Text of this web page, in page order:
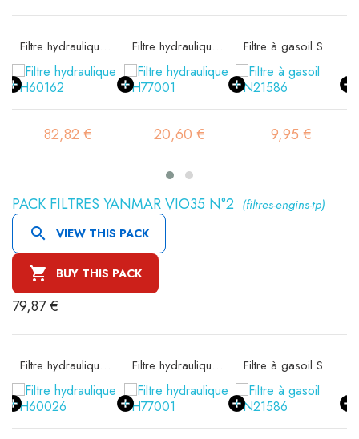
Filtre hydraulique SH60162
82,82 €
Filtre hydraulique SH77001
20,60 €
Filtre à gasoil SN21586
9,95 €
PACK FILTRES YANMAR VIO35 N°2 (filtres-engins-tp)
 VIEW THIS PACK
 BUY THIS PACK
79,87 €
Filtre hydraulique SH60026 Filtre hydraulique SH77001 Filtre à gasoil SN21586